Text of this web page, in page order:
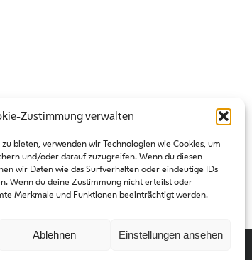
Zustimmung verwalten
bieten, verwenden wir Technologien wie Cookies, um
und/oder darauf zuzugreifen. Wenn du diesen
wir Daten wie das Surfverhalten oder eindeutige IDs
Wenn du deine Zustimmung nicht erteilst oder
Merkmale und Funktionen beeinträchtigt werden.
Ablehnen Einstellungen ansehen
Presse
Partner
Platzordnung
Datenschutz